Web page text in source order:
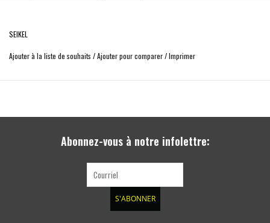
Nous joindre le numéro de chassis impérativement
SEIKEL
Ajouter à la liste de souhaits /Ajouter pour comparer/Imprimer
Abonnez-vous à notre infolettre:
S'ABONNER